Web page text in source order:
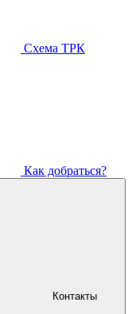
Схема ТРК
Как добраться?
Контакты